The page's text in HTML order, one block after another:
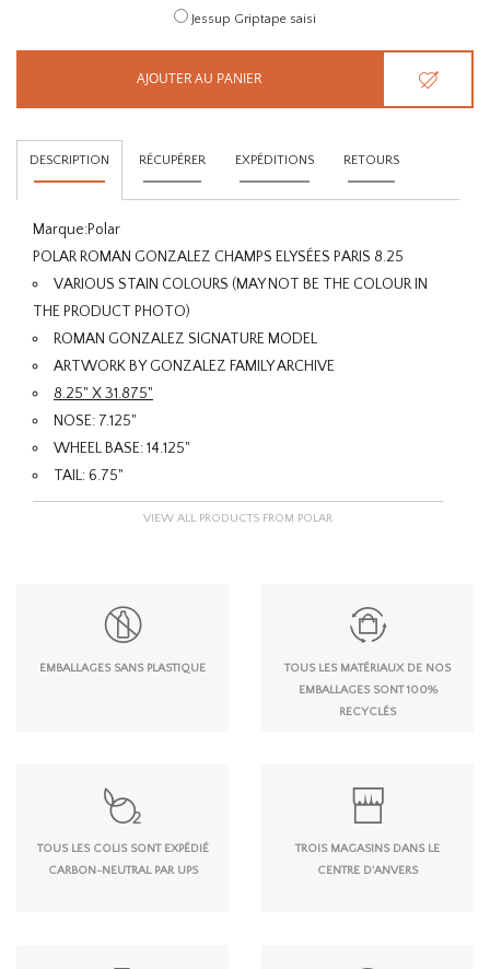
Jessup Griptape saisi
AJOUTER AU PANIER
DESCRIPTION RÉCUPÉRER EXPÉDITIONS RETOURS
Marque:Polar
POLAR ROMAN GONZALEZ CHAMPS ELYSÉES PARIS 8.25
VARIOUS STAIN COLOURS (MAY NOT BE THE COLOUR IN
THE PRODUCT PHOTO)
ROMAN GONZALEZ SIGNATURE MODEL
ARTWORK BY GONZALEZ FAMILY ARCHIVE
8.25" X 31.875"
NOSE: 7.125"
WHEEL BASE: 14.125"
TAIL: 6.75"
VIEW ALL PRODUCTS FROM POLAR
EMBALLAGES SANS PLASTIQUE
TOUS LES MATÉRIAUX DE NOS
EMBALLAGES SONT 100%
RECYCLÉS
TOUS LES COLIS SONT EXPÉDIÉ
CARBON-NEUTRAL PAR UPS
TROIS MAGASINS DANS LE
CENTRE D'ANVERS